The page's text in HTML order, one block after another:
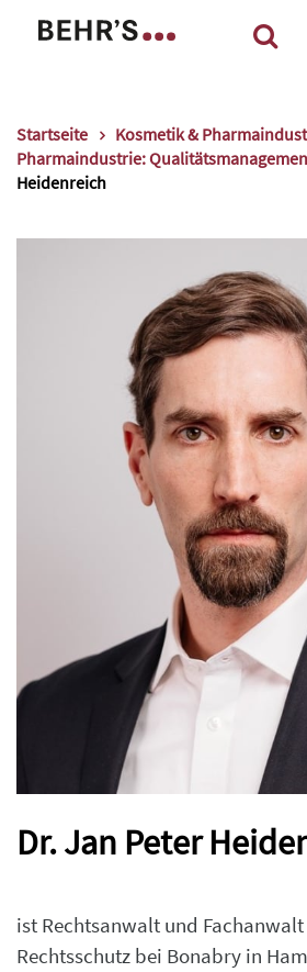
Startseite Kosmetik &
Pharmaindustrie:
Heidenreich
Dr. Jan Peter
ist Rechtsanwalt und
Rechtsschutz bei Bonabry in